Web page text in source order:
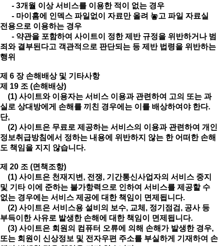
- 3개월 이상 서비스를 이용한 적이 없는 경우
- 마이홈에 인덱스 파일없이 자료만 올려 놓고 파일 자료실
전용으로 이용하는 경우
- 약관을 포함하여 사이트이 정한 제반 규정을 위반하거나 범
죄와 결부된다고 객관적으로 판단되는 등 제반 법령을 위반하는
행위
제 6 장 손해배상 및 기타사항
제 19 조 (손해배상)
(1) 사이트와 이용자는 서비스 이용과 관련하여 고의 또는 과
실로 상대방에게 손해를 끼친 경우에는 이를 배상하여야 한다.
단,
(2) 사이트은 무료로 제공하는 서비스의 이용과 관련하여 개인
정보취급방침에서 정하는 내용에 위반하지 않는 한 어떠한 손해
도 책임을 지지 않습니다.
제 20 조 (면책조항)
(1) 사이트은 천재지변, 전쟁, 기간통신사업자의 서비스 중지
및 기타 이에 준하는 불가항력으로 인하여 서비스를 제공할 수
없는 경우에는 서비스 제공에 대한 책임이 면제됩니다.
(2) 사이트은 서비스용 설비의 보수, 교체, 정기점검, 공사 등
부득이한 사유로 발생한 손해에 대한 책임이 면제됩니다.
(3) 사이트은 회원의 컴퓨터 오류에 의해 손해가 발생한 경우,
또는 회원이 신상정보 및 전자우편 주소를 부실하게 기재하여 손